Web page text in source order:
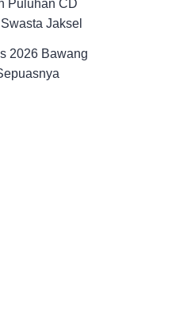
Puluhan CD
Jaksel
2026 Bawang